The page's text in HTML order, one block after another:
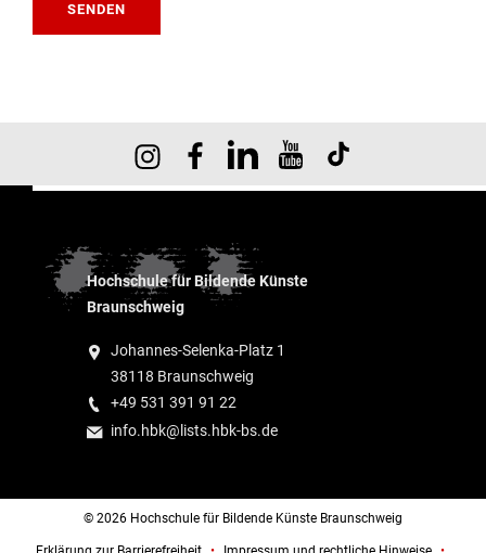
SENDEN
Hochschule für Bildende Künste
Braunschweig
Johannes-Selenka-Platz 1
38118 Braunschweig
+49 531 391 91 22
info.hbk@lists.hbk-bs.de
© 2026 Hochschule für Bildende Künste Braunschweig